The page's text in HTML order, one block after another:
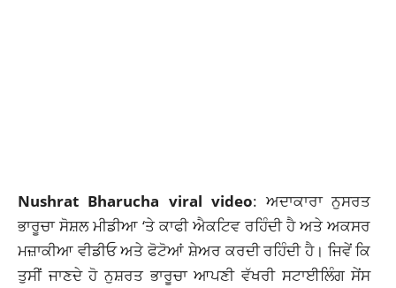
Nushrat Bharucha viral video: ਅਦਾਕਾਰਾ ਨੁਸਰਤ
ਭਾਰੂਚਾ ਸੋਸ਼ਲ ਮੀਡੀਆ ‘ਤੇ ਕਾਫੀ ਐਕਟਿਵ ਰਹਿੰਦੀ ਹੈ ਅਤੇ ਅਕਸਰ
ਮਜ਼ਾਕੀਆ ਵੀਡੀਓ ਅਤੇ ਫੋਟੋਆਂ ਸ਼ੇਅਰ ਕਰਦੀ ਰਹਿੰਦੀ ਹੈ। ਜਿਵੇਂ ਕਿ
ਤੁਸੀਂ ਜਾਣਦੇ ਹੋ ਨੁਸ਼ਰਤ ਭਾਰੂਚਾ ਆਪਣੀ ਵੱਖਰੀ ਸਟਾਈਲਿੰਗ ਸੇਂਸ